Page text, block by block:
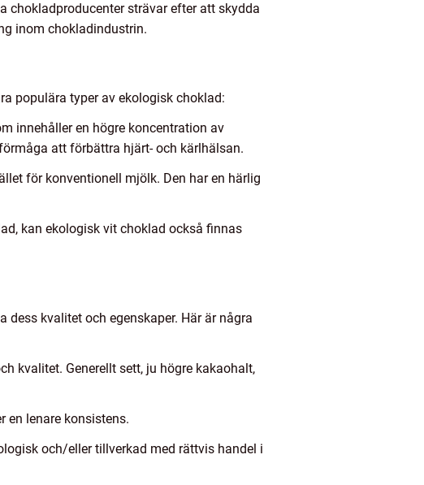
chokladproducenter strävar efter att skydda
inom chokladindustrin.
populära typer av ekologisk choklad:
innehåller en högre koncentration av
att förbättra hjärt- och kärlhälsan.
för konventionell mjölk. Den har en härlig
kan ekologisk vit choklad också finnas
kvalitet och egenskaper. Här är några
kvalitet. Generellt sett, ju högre kakaohalt,
en lenare konsistens.
och/eller tillverkad med rättvis handel i